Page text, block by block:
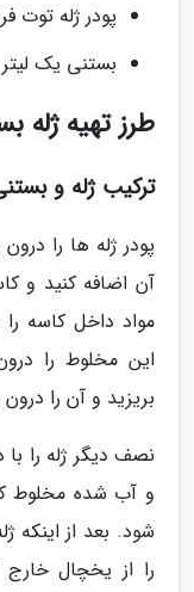
پودر ژله توت
بستنی یک لیتر
طرز تهیه ژله
ترکیب ژله و
پودر ژله ها را
آن اضافه کنید و
مواد داخل کاسه
این مخلوط را
بریزید و آن را
نصف دیگر ژله را
و آب شده مخلوط
شود. بعد از اینکه
را از یخچال